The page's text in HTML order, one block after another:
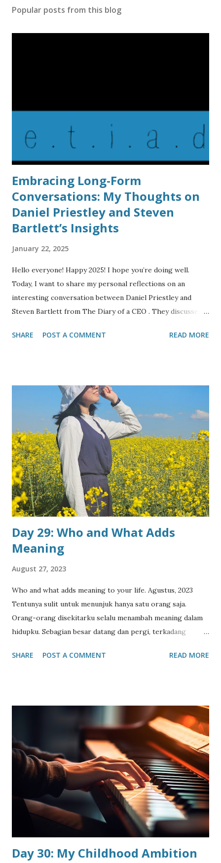
Popular posts from this blog
Embracing Long-Form
Conversations: My Thoughts on
Daniel Priestley and Steven
Bartlett’s Insights
January 22, 2025
Hello everyone! Happy 2025! I hope you’re doing well.
Today, I want to share my personal reflections on an
interesting conversation between Daniel Priestley and
Steven Bartlett from The Diary of a CEO . They discussed
becoming so popular. This topic is definitely outside of my
here . *** Why Do People Want Longer Content? We live in
a world full of quick social media updates, be it in the form
of shorts, reels, or something else. Personally, I enjoy the
convenience of bite-sized videos. I can't deny that it feels
so satisfying and entertaining at the same time (more on
this maybe next time). But I’ve also noticed that short clips
often lack depth. Daniel suggests that, because there’s so
much confusion and debate about “misinformation,” people
want longer, ...
SHARE POST A COMMENT READ MORE
Day 29: Who and What Adds
Meaning
August 27, 2023
Who and what adds meaning to your life. Agustus, 2023
Tentunya sulit untuk menunjuk hanya satu orang saja.
Orang-orang disekitarku selalu menambah meaning dalam
hidupku. Sebagian besar datang dan pergi, terkadang
bertambah usia, sepertinya teman-teman semakin punya
“fungsi”-nya masing-masing dalam hidupku. Mungkin aku
nggak sadar makna kehadirannya pada waktu itu dan baru
ngeh setelah beberapa tahun berlalu, atau mungkin saat ini
sudah nggak ngobrol, tapi masih terkadang kontakan
sedikit-sedikit. Ada banyak faktor yang menentukan peran
seseorang dalam hidupku. Jadi, jika ditanya ‘siapa’, tentunya
tergantung dari musim hidup yang sedang kujalani. Setiap
musim, pemerannya berbeda-beda. Aku hampir selalu
belajar sesuatu dari setiap orang yang kutemui, dan sedikit
demi...
SHARE POST A COMMENT READ MORE
Day 30: My Childhood Ambition